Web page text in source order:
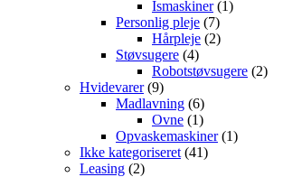
Ismaskiner(1)
Personlig pleje (7)
Hårpleje (2)
Støvsugere (4)
Robotstøvsugere (2)
Hvidevarer(9)
Madlavning (6)
Ovne (1)
Opvaskemaskiner(1)
Ikke kategoriseret (41)
Leasing (2)